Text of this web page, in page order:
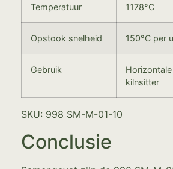
Temperatuur 1178°C
Opstook snelheid 150°C per
Gebruik
kilnsitter
SKU: 998 SM-M-01-10
Conclusie